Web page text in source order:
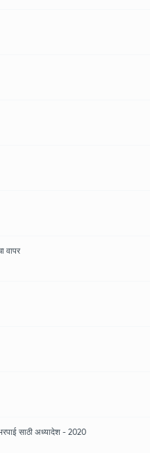
वापर
साठी अध्यादेश - 2020